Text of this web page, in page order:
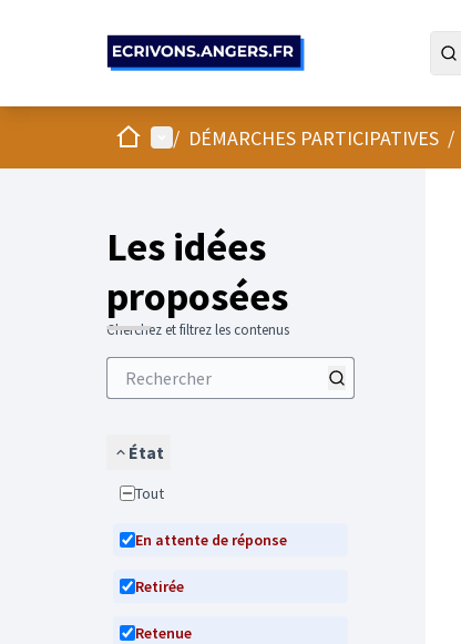
AccueilMenu principal
/ DÉMARCHES PARTICIPATIVES /
Les idées
proposées
Cherchez et filtrez les contenus
État
Tout
En attente de réponse
Retirée
Retenue